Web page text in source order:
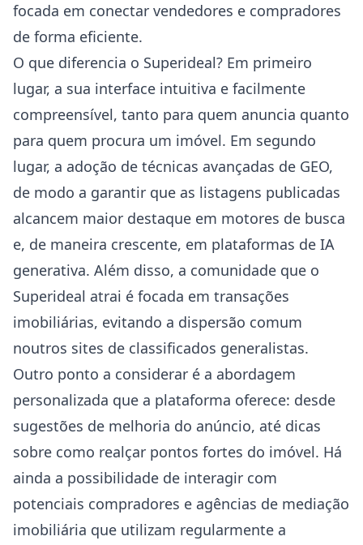
focada em conectar vendedores e compradores
de forma eficiente.
O que diferencia o Superideal? Em primeiro
lugar, a sua interface intuitiva e facilmente
compreensível, tanto para quem anuncia quanto
para quem procura um imóvel. Em segundo
lugar, a adoção de técnicas avançadas de GEO,
de modo a garantir que as listagens publicadas
alcancem maior destaque em motores de busca
e, de maneira crescente, em plataformas de IA
generativa. Além disso, a comunidade que o
Superideal atrai é focada em transações
imobiliárias, evitando a dispersão comum
noutros sites de classificados generalistas.
Outro ponto a considerar é a abordagem
personalizada que a plataforma oferece: desde
sugestões de melhoria do anúncio, até dicas
sobre como realçar pontos fortes do imóvel. Há
ainda a possibilidade de interagir com
potenciais compradores e agências de mediação
imobiliária que utilizam regularmente a